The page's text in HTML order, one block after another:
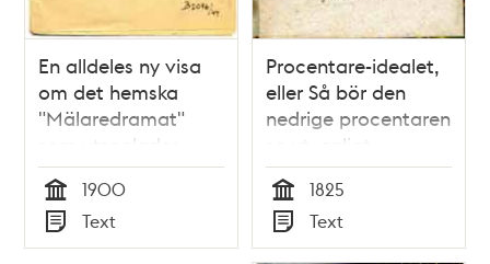
En alldeles ny visa
om det hemska
"Mälaredramat"
som utspelades
natten till den 16
maj 1900 af Johan
Filip Nordlund.
Tid
1900
Typ
Text
Procentare-idealet,
eller Så bör den
nedrige procentaren
se ut, enligt
physiognomikens
reglor; jemte en
oförgripelig traktat
om den offentliga
Tid
1825
Typ
Text